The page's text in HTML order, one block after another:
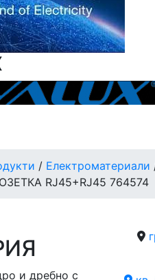
/ Електроматериали
RJ45+RJ45 764574
и дребно с